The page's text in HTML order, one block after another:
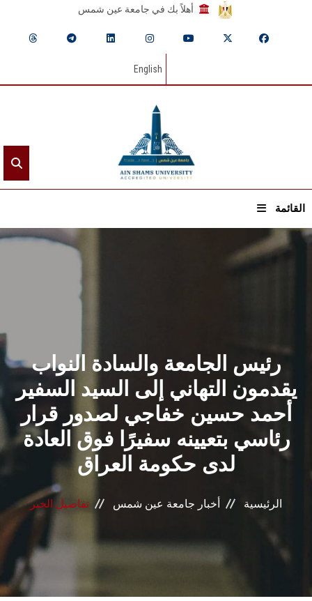
أهلاً بك في جامعة عين شمس
English
القائمة
الشئون الأكاديمية
البحث العلمي
الرعاية الصحية
المراكز والوحدات
الأنظمة الذكية
الإعلام
تواصل معنا
رئيس الجامعة والسادة النواب
يقدمون التهاني إلى السيد السفير
أحمد حسين خفاجي لصدور قرار
رئاسي بتعيينه سفيرًا فوق العادة
لدى حكومة العراق
الرئيسية أخبار جامعة عين شمس تفاصيل الخبر